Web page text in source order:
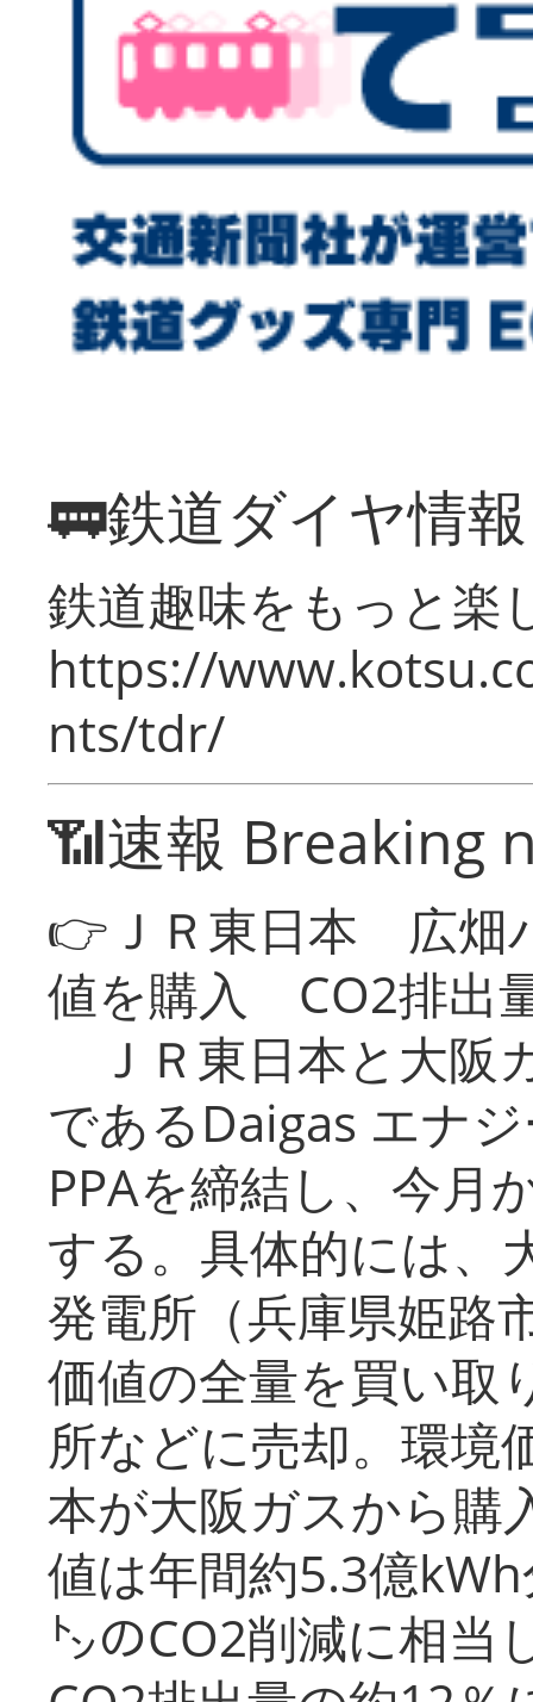
🚃鉄道ダイヤ情
鉄道趣味をもっと楽
https://
nts/tdr/
📶速報 Breaking
👉ＪＲ東日本 広畑
値を購入 CO2排出
ＪＲ東日本と大阪
であるDaigas エナ
PPAを締結し、今月
する。具体的には、
発電所（兵庫県姫路
価値の全量を買い取
所などに売却。環境
本が大阪ガスから購
値は年間約5.3億
㌧のCO2削減に相当